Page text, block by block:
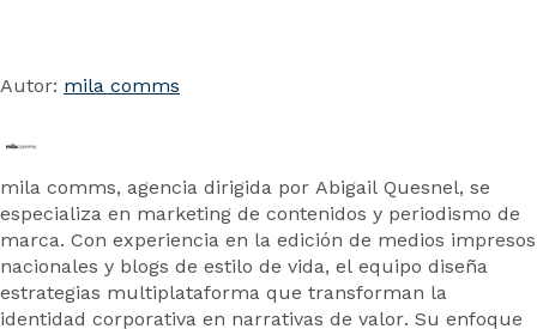
Autor: mila comms
mila comms, agencia dirigida por Abigail Quesnel, se
especializa en marketing de contenidos y periodismo de
marca. Con experiencia en la edición de medios impresos
nacionales y blogs de estilo de vida, el equipo diseña
estrategias multiplataforma que transforman la
identidad corporativa en narrativas de valor. Su enfoque